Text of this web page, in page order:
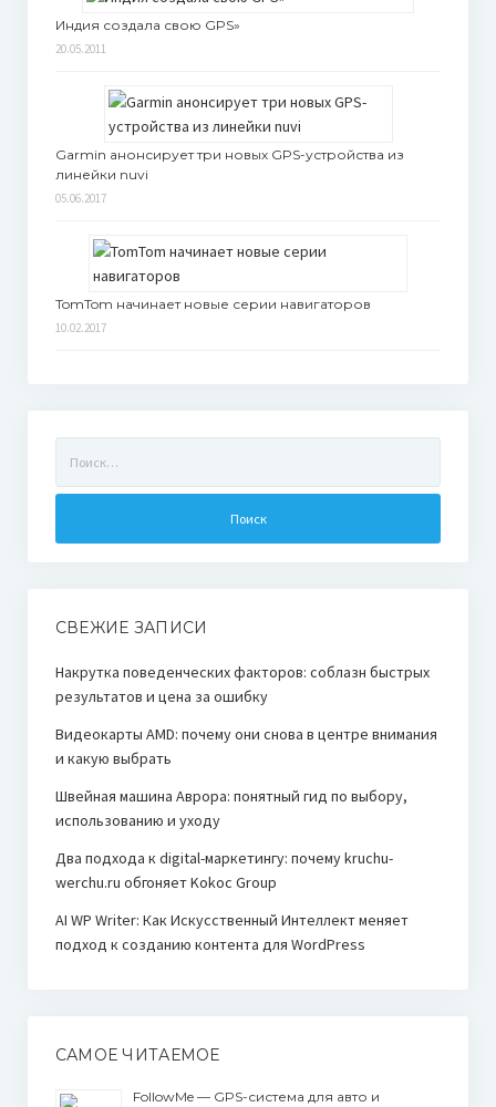
Индия создала свою GPS»
20.05.2011
Garmin анонсирует три новых GPS-устройства из
линейки nuvi
05.06.2017
TomTom начинает новые серии навигаторов
10.02.2017
СВЕЖИЕ ЗАПИСИ
Накрутка поведенческих факторов: соблазн быстрых
результатов и цена за ошибку
Видеокарты AMD: почему они снова в центре внимания
и какую выбрать
Швейная машина Аврора: понятный гид по выбору,
использованию и уходу
Два подхода к digital-маркетингу: почему kruchu-
werchu.ru обгоняет Kokoc Group
AI WP Writer: Как Искусственный Интеллект меняет
подход к созданию контента для WordPress
САМОЕ ЧИТАЕМОЕ
FollowMe — GPS-система для авто и